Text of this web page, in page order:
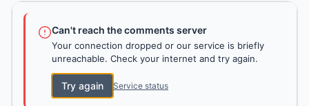
Can't reach the comments server
Your connection dropped or our service is briefly
unreachable. Check your internet and try again.
Try again Service status